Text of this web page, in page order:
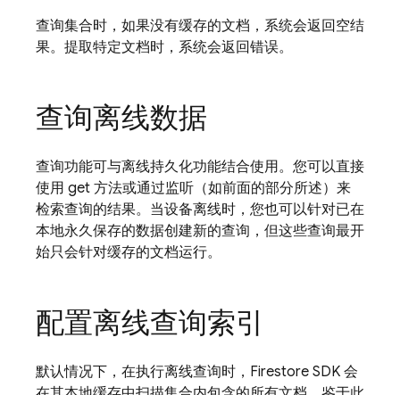
查询集合时，如果没有缓存的文档，系统会返回空结
果。提取特定文档时，系统会返回错误。
查询离线数据
查询功能可与离线持久化功能结合使用。您可以直接
使用 get 方法或通过监听（如前面的部分所述）来
检索查询的结果。当设备离线时，您也可以针对已在
本地永久保存的数据创建新的查询，但这些查询最开
始只会针对缓存的文档运行。
配置离线查询索引
默认情况下，在执行离线查询时，Firestore SDK 会